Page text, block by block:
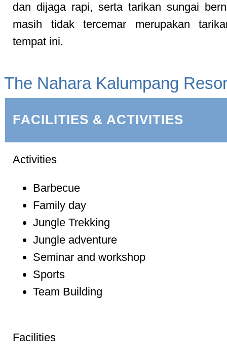
dan dijaga rapi, serta tarikan sungai
masih tidak tercemar merupakan
tempat ini.
The Nahara Kalumpang
FACILITIES & ACTIVITIES
Activities
Barbecue
Family day
Jungle Trekking
Jungle adventure
Seminar and workshop
Sports
Team Building
Facilities